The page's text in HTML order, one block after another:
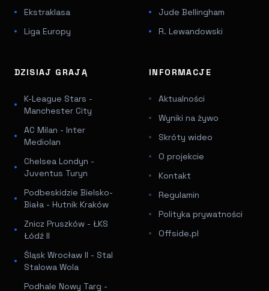
Ekstraklasa
Liga Europy
Jude Bellingham
R. Lewandowski
DZISIAJ GRAJĄ
K-League Stars -
Manchester City
AC Milan - Inter
Mediolan
Chelsea Londyn -
Juventus Turyn
Podbeskidzie Bielsko-
Biała - Hutnik Kraków
Znicz Pruszków - ŁKS
Łódź II
Śląsk Wrocław II - Stal
Stalowa Wola
Podhale Nowy Targ -
INFORMACJE
Aktualności
Wyniki na żywo
Skróty wideo
O projekcie
Kontakt
Regulamin
Polityka prywatności
Offside.pl